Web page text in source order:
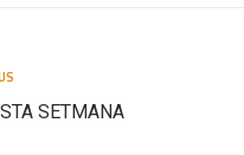
SETMANA